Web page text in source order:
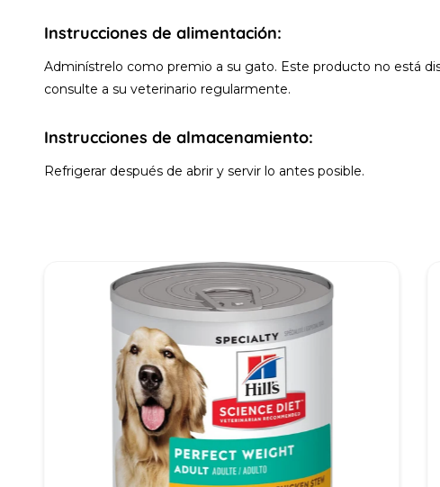
Instrucciones de alimentación:
Adminístrelo como premio a su gato. Este producto no está
consulte a su veterinario regularmente.
Instrucciones de almacenamiento:
Refrigerar después de abrir y servir lo antes posible.